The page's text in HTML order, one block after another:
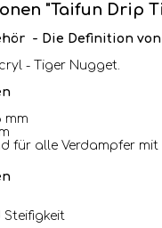
"Taifun Drip
- Die Definition von
- Tiger Nugget.
mm
für alle Verdampfer mit
Steifigkeit